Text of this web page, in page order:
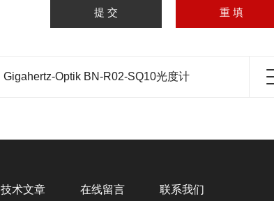
Gigahertz-Optik BN-R02-SQ10光度计
技术文章 在线留言 联系我们